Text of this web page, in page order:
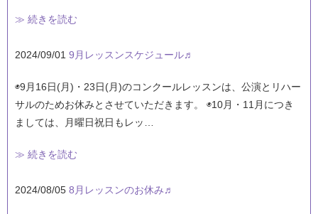
≫ 続きを読む
2024/09/01 9月レッスンスケジュール♬
◉9月16日(月)・23日(月)のコンクールレッスンは、公演とリハー
サルのためお休みとさせていただきます。 ◉10月・11月につき
ましては、月曜日祝日もレッ…
≫ 続きを読む
2024/08/05 8月レッスンのお休み♬